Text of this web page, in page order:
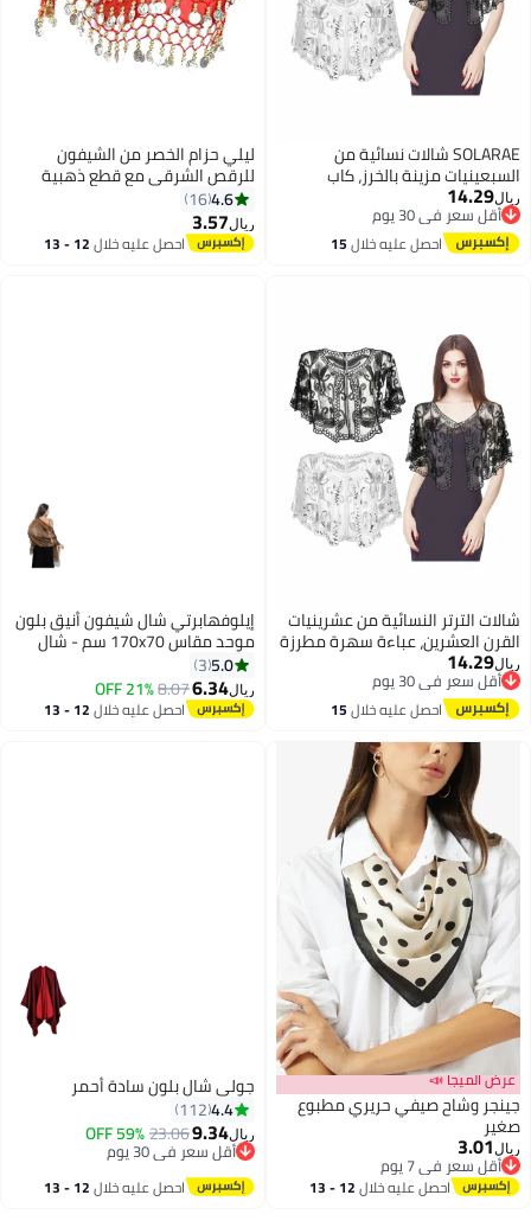
SOLARAE شالات نسائية من
السبعينيات مزينة بالخرز، كاب
مسائي مزين بالخرز لتغطية الفلاپر
لفساتين السهرة 2 قطعة
ريال14.29
أقل سعر في 30 يوم
أقل سعر في 30 يوماحصل عليه خلال15
ليلي حزام الخصر من الشيفون
للرقص الشرقي مع قطع ذهبية
متدلية أحمر/ذهبي/فضي
4.6
16
ريال3.57
احصل عليه خلال 12 - 13
شالات الترتر النسائية من عشرينيات
القرن العشرين، عباءة سهرة مطرزة
بالترتر، غطاء بوليرو فلابر لفساتين
السهرة والحفلات، قطعتان
ريال14.29
أقل سعر في 30 يوم
أقل سعر في 30 يوماحصل عليه خلال15
5
إيلوفهابرتي شال شيفون أنيق بلون
موحد مقاس 170x70 سم - شال
بني قهوة، وشاح فاخر لوصيفات
العروس، حجاب سهرة، رداء عباية
للنساء
5.0
3
ريال6.34
8.07
21% OFF
احصل عليه خلال 12 - 13
عرض الميجا 📣
جينجر وشاح صيفي حريري مطبوع
صغير
ريال3.01
أقل سعر في 7 يوم
أقل سعر في 7 يوماحصل عليه خلال 12 - 13
21
جولي شال بلون سادة أحمر
4.4
112
ريال9.34
23.06
59% OFF
أقل سعر في 30 يوم
أقل سعر في 30 يوم
احصل عليه خلال 12 - 13